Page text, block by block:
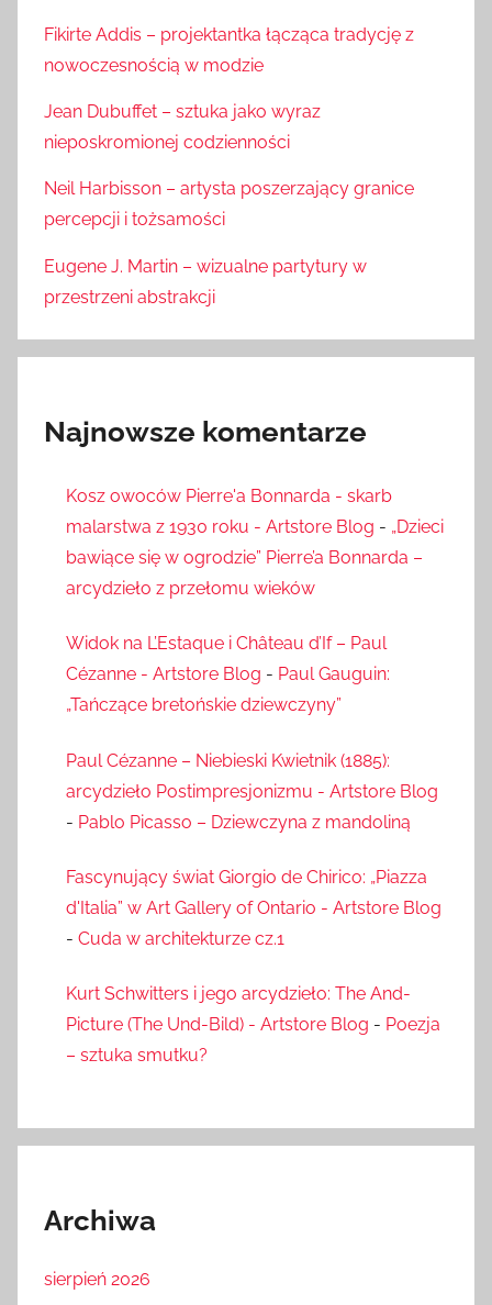
Fikirte Addis – projektantka łącząca tradycję z
nowoczesnością w modzie
Jean Dubuffet – sztuka jako wyraz
nieposkromionej codzienności
Neil Harbisson – artysta poszerzający granice
percepcji i tożsamości
Eugene J. Martin – wizualne partytury w
przestrzeni abstrakcji
Najnowsze komentarze
Kosz owoców Pierre'a Bonnarda - skarb
malarstwa z 1930 roku - Artstore Blog - „Dzieci
bawiące się w ogrodzie” Pierre’a Bonnarda –
arcydzieło z przełomu wieków
Widok na L’Estaque i Château d’If – Paul
Cézanne - Artstore Blog - Paul Gauguin:
„Tańczące bretońskie dziewczyny”
Paul Cézanne – Niebieski Kwietnik (1885):
arcydzieło Postimpresjonizmu - Artstore Blog
- Pablo Picasso – Dziewczyna z mandoliną
Fascynujący świat Giorgio de Chirico: „Piazza
d'Italia” w Art Gallery of Ontario - Artstore Blog
- Cuda w architekturze cz.1
Kurt Schwitters i jego arcydzieło: The And-
Picture (The Und-Bild) - Artstore Blog - Poezja
– sztuka smutku?
Archiwa
sierpień 2026